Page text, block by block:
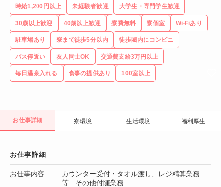
時給1,200円以上
未経験者歓迎 大学生・専門学生歓迎
30歳以上歓迎 40歳以上歓迎 寮費無料 寮個室 Wi-Fiあり
駐車場あり 寮まで徒歩5分以内 徒歩圏内にコンビニ
バス停近い 友人同士OK 交通費支給3万円以上
毎日温泉入れる 食事の提供あり 100室以上
お仕事詳細 寮環境 生活環境 福利厚生
お仕事詳細
お仕事内容
カウンター受付・タオル渡し、レジ精算業務
等 その他付随業務